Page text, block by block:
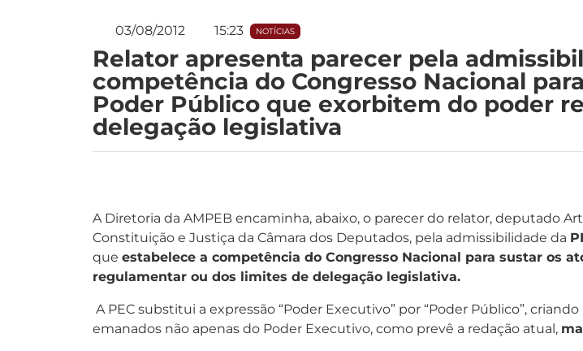
03/08/2012 15:23 NOTÍCIAS
Relator apresenta parecer pela
competência do Congresso Nacional
Poder Público que exorbitem do poder
delegação legislativa
A Diretoria da AMPEB encaminha, abaixo, o parecer do relator, deputado
Constituição e Justiça da Câmara dos Deputados, pela admissibilidade da
que estabelece a competência do Congresso Nacional para sustar os
regulamentar ou dos limites de delegação legislativa.
A PEC substitui a expressão “Poder Executivo” por “Poder Público”,
emanados não apenas do Poder Executivo, como prevê a redação atual,